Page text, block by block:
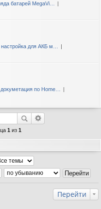
батарей MegaVi…
настройка для АКБ м…
по Home…
1 из 1
Перейти